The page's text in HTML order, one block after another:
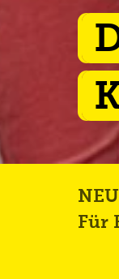
NEU
Für